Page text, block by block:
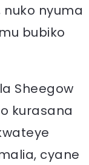
nyuma
bubiko
Sheegow
kurasana
cyane